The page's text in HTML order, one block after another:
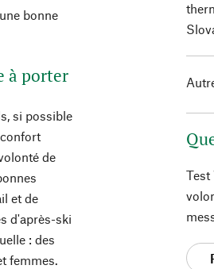
bonne
à porter
si possible
de
et de
d'après-ski
: des
femmes.
Test